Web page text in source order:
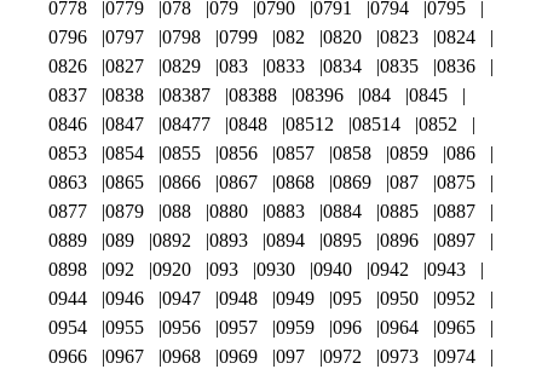
0778
0779 078 079 0790 0791 0794
0795
0796
0797 0798 0799 082 0820 0823
0824
0826
0827 0829 083 0833 0834 0835
0836
0837
0838 08387 08388 08396 084
0845
0846
0847 08477 0848 08512 08514
0852
0853
0854 0855 0856 0857 0858 0859
086
0863
0865 0866 0867 0868 0869 087
0875
0877
0879 088 0880 0883 0884 0885
0887
0889
089 0892 0893 0894 0895 0896
0897
0898
092 0920 093 0930 0940 0942
0943
0944
0946 0947 0948 0949 095 0950
0952
0954
0955 0956 0957 0959 096 0964
0965
0966
0967 0968 0969 097 0972 0973
0974